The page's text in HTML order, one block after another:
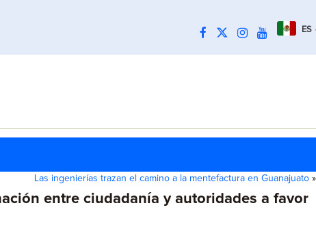
ES
Las ingenierías trazan el camino a la mentefactura en Guanajuato »
entre ciudadanía y autoridades a favor